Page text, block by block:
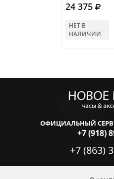
24 375
НЕТ В
НАЛИЧИИ
ОФИЦИАЛЬНЫЙ
+7 (918)
+7 (863)